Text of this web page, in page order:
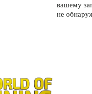
вашему
не